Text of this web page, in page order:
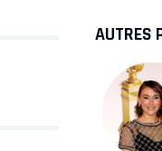
AUTRES